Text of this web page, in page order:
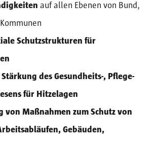
auf allen Ebenen von Bund,
Schutzstrukturen für
Stärkung des Gesundheits-, Pflege-
für Hitzelagen
von Maßnahmen zum Schutz von
Gebäuden,